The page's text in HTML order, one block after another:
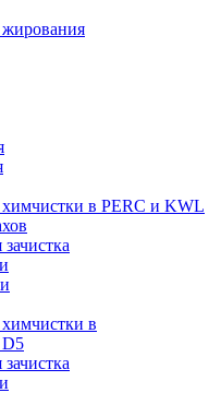
жирования
химчистки в PERC и KWL
химчистки в
D5